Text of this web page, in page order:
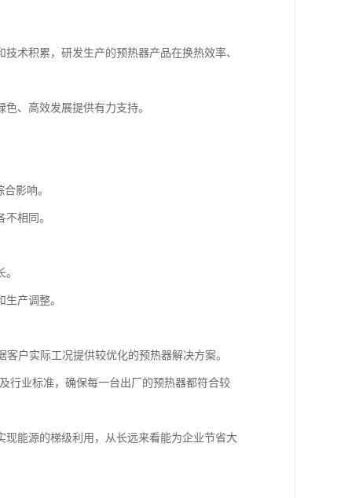
术积累，研发生产的预热器产品在换热效率、
、高效发展提供有力支持。
影响。
相同。
产调整。
户实际工况提供较优化的预热器解决方案。
行业标准，确保每一台出厂的预热器都符合较
能源的梯级利用，从长远来看能为企业节省大